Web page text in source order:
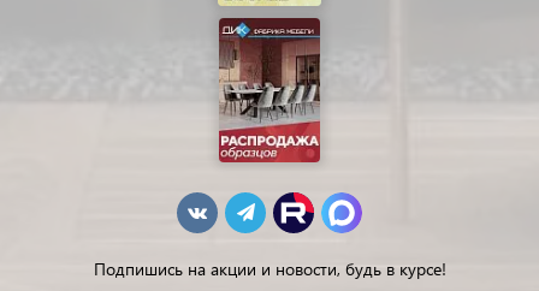
Подпишись на акции и новости, будь в курсе!